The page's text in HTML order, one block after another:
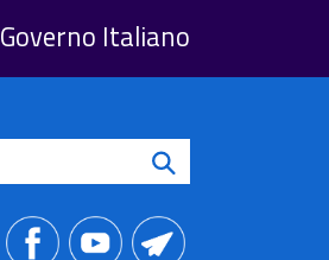
Governo Italiano